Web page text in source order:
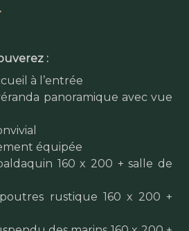
:
à l’entrée
panoramique avec vue
équipée
160 x 200 + salle de
rustique 160 x 200 +